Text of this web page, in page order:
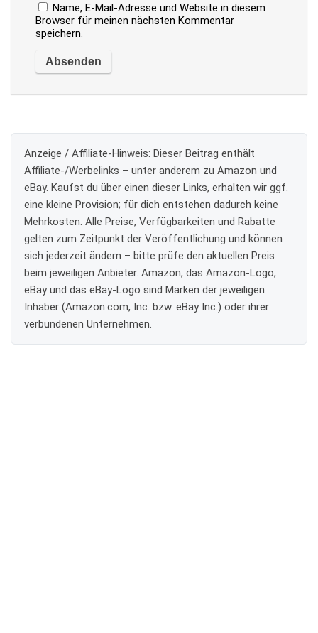
Name, E-Mail-Adresse und Website in diesem
Browser für meinen nächsten Kommentar
speichern.
Anzeige / Affiliate-Hinweis: Dieser Beitrag enthält
Affiliate-/Werbelinks – unter anderem zu Amazon und
eBay. Kaufst du über einen dieser Links, erhalten wir ggf.
eine kleine Provision; für dich entstehen dadurch keine
Mehrkosten. Alle Preise, Verfügbarkeiten und Rabatte
gelten zum Zeitpunkt der Veröffentlichung und können
sich jederzeit ändern – bitte prüfe den aktuellen Preis
beim jeweiligen Anbieter. Amazon, das Amazon-Logo,
eBay und das eBay-Logo sind Marken der jeweiligen
Inhaber (Amazon.com, Inc. bzw. eBay Inc.) oder ihrer
verbundenen Unternehmen.